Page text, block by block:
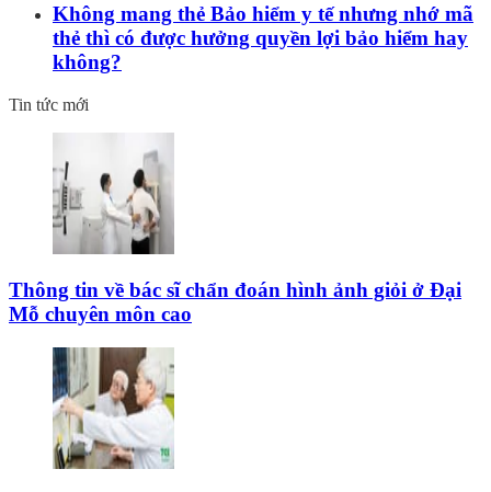
Không mang thẻ Bảo hiểm y tế nhưng nhớ mã
thẻ thì có được hưởng quyền lợi bảo hiểm hay
không?
Tin tức mới
Thông tin về bác sĩ chẩn đoán hình ảnh giỏi ở Đại
Mỗ chuyên môn cao